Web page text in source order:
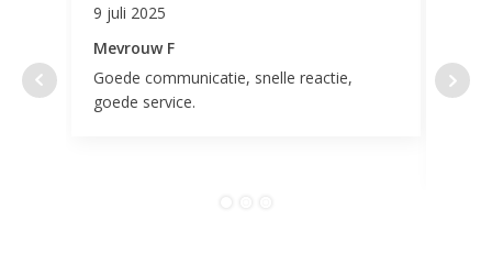
9 juli 2025
Mevrouw F
Goede communicatie, snelle reactie,
goede service.
door